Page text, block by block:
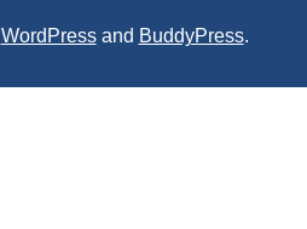
WordPressand BuddyPress.